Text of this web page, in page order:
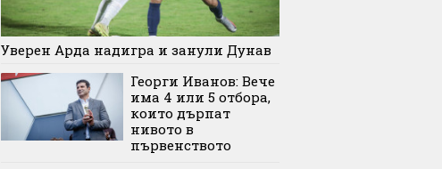
Уверен Арда надигра и занули Дунав
Георги Иванов: Вече
има 4 или 5 отбора,
които дърпат
нивото в
първенството